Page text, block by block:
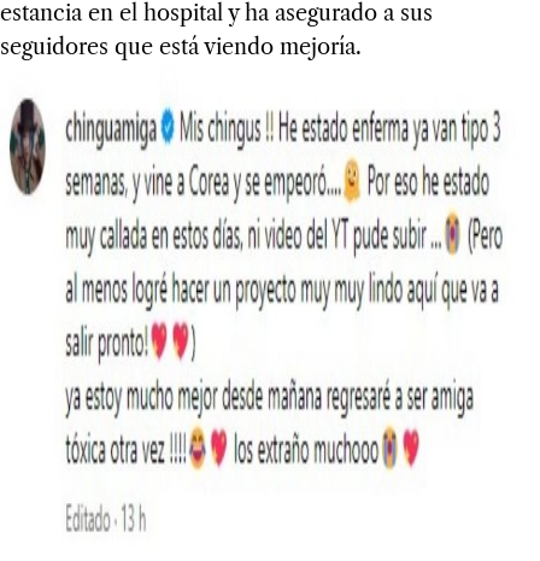
estancia en el hospital y ha asegurado a sus
seguidores que está viendo mejoría.